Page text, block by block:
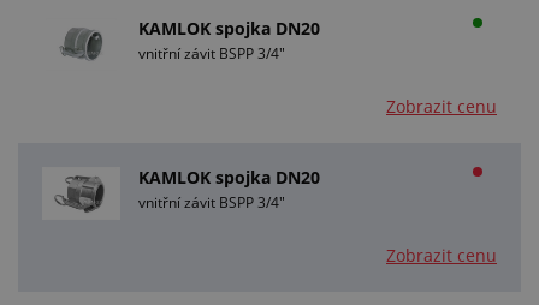
KAMLOK spojka DN20
vnitřní závit BSPP 3/4"
Zobrazit cenu
KAMLOK spojka DN20
vnitřní závit BSPP 3/4"
Zobrazit cenu